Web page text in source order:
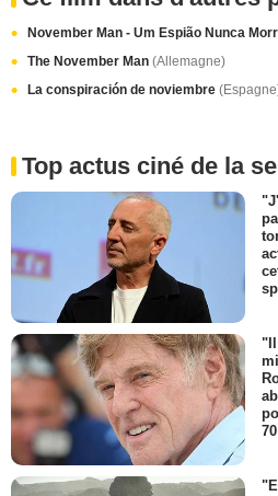
November Man - Um Espião Nunca
The November Man (Allemagne)
La conspiración de noviembre
Top actus ciné de la
"Il
70